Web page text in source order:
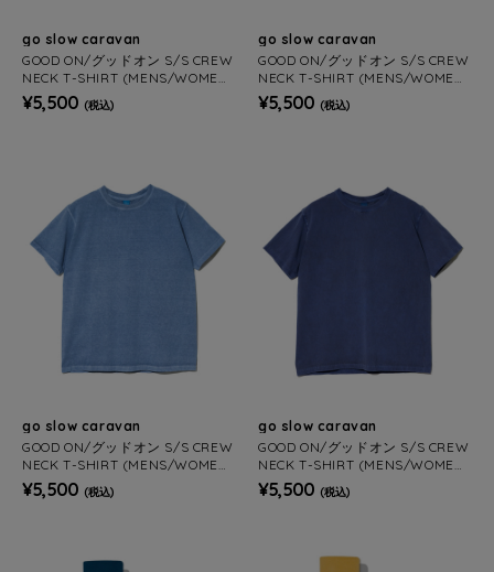
go slow caravan
GOOD ON/グッドオン S/S CREW
NECK T-SHIRT (MENS/WOMEN
S)
¥5,500 (税込)
go slow caravan
GOOD ON/グッドオン S/S CREW
NECK T-SHIRT (MENS/WOMEN
S)
¥5,500 (税込)
go slow caravan
GOOD ON/グッドオン S/S CREW
NECK T-SHIRT (MENS/WOMEN
S)
¥5,500 (税込)
go slow caravan
GOOD ON/グッドオン S/S CREW
NECK T-SHIRT (MENS/WOMEN
S)
¥5,500 (税込)